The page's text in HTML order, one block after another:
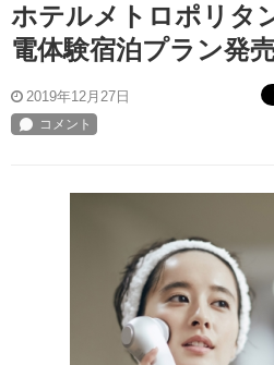
ホテルメトロポリタ
電体験宿泊プラン発
2019年12月27日